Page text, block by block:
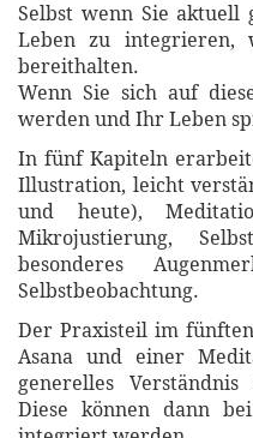
Selbst wenn Sie
Leben zu integrieren,
bereithalten.
Wenn Sie sich auf
werden und Ihr Leben
In fünf Kapiteln
Illustration, leicht
und heute),
Mikrojustierung,
besonderes
Selbstbeobachtung.
Der Praxisteil im
Asana und einer
generelles
Diese können dann